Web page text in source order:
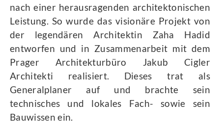
nach einer herausragenden architektonischen
Leistung. So wurde das visionäre Projekt von
der legendären Architektin Zaha Hadid
entworfen und in Zusammenarbeit mit dem
Prager Architekturbüro Jakub Cigler
Architekti realisiert. Dieses trat als
Generalplaner auf und brachte sein
technisches und lokales Fach- sowie sein
Bauwissen ein.